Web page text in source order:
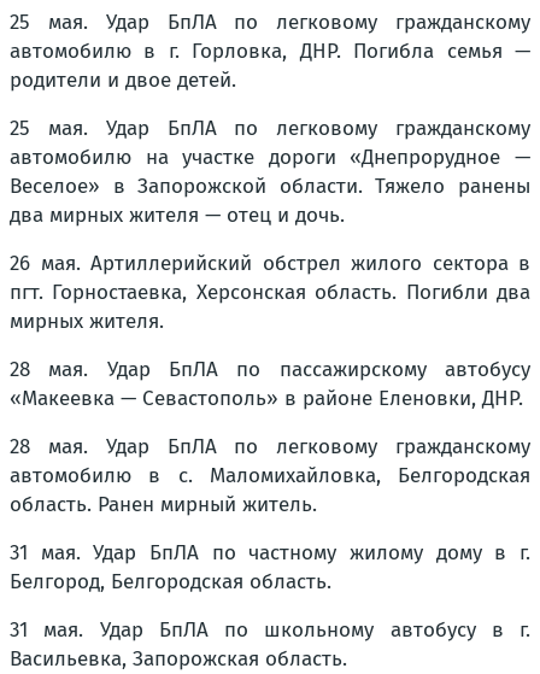
25 мая. Удар БпЛА по легковому гражданскому
автомобилю в г. Горловка, ДНР. Погибла семья —
родители и двое детей.
25 мая. Удар БпЛА по легковому гражданскому
автомобилю на участке дороги «Днепрорудное —
Веселое» в Запорожской области. Тяжело ранены
два мирных жителя — отец и дочь.
26 мая. Артиллерийский обстрел жилого сектора в
пгт. Горностаевка, Херсонская область. Погибли два
мирных жителя.
28 мая. Удар БпЛА по пассажирскому автобусу
«Макеевка — Севастополь» в районе Еленовки, ДНР.
28 мая. Удар БпЛА по легковому гражданскому
автомобилю в с. Маломихайловка, Белгородская
область. Ранен мирный житель.
31 мая. Удар БпЛА по частному жилому дому в г.
Белгород, Белгородская область.
31 мая. Удар БпЛА по школьному автобусу в г.
Васильевка, Запорожская область.